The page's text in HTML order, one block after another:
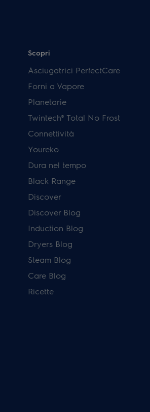
Scopri
Asciugatrici PerfectCare
Forni a Vapore
Planetarie
Twintech® Total No Frost
Connettività
Youreko
Dura nel tempo
Black Range
Discover
Discover Blog
Induction Blog
Dryers Blog
Steam Blog
Care Blog
Ricette